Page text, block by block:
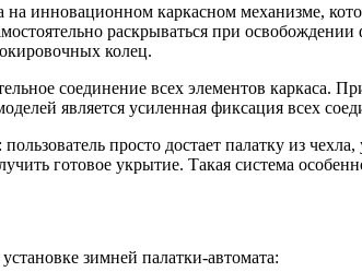
на инновационном каркасном механизме,
раскрываться при
колец.
соединение всех элементов каркаса.
является усиленная фиксация всех
просто достает палатку из
готовое укрытие. Такая система
зимней палатки-автомата: